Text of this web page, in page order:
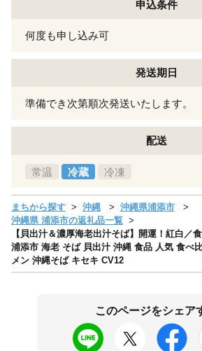
申込条件
何度も申し込み可
発送期日
準備でき次第順次発送いたします。
配送
常温 冷蔵 冷凍
まちから探す 沖縄
沖縄県浦添市
沖縄県 浦添市の返礼品一覧
【貝出汁＆濃厚海老出汁そば】開運！紅白／
浦添市 海老 そば 貝出汁 沖縄 食品 人気 食べ
メン 沖縄そば キセキ CV12
このページをシェア